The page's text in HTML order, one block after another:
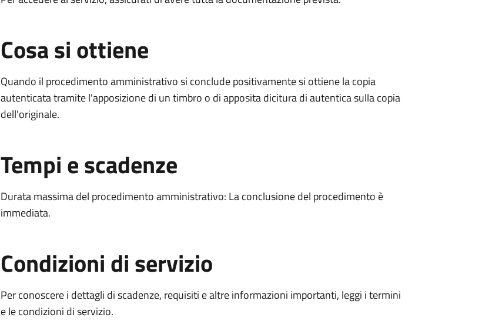
Cosa si ottiene
Quando il procedimento amministrativo si conclude positivamente si ottiene la copia
autenticata tramite l'apposizione di un timbro o di apposita dicitura di autentica sulla copia
dell'originale.
Tempi e scadenze
Durata massima del procedimento amministrativo: La conclusione del procedimento è
immediata.
Condizioni di servizio
Per conoscere i dettagli di scadenze, requisiti e altre informazioni importanti, leggi i termini
e le condizioni di servizio.